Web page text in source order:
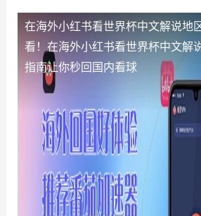
在海外小红书看世界杯中文解说地
看！在海外小红书看世界杯中文解
指南让你秒回国内看球